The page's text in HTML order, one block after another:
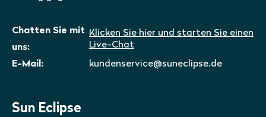
Chatten Sie mit
uns:
Klicken Sie hier und starten Sie einen
Live-Chat
E-Mail:
kundenservice@suneclipse.de
Sun Eclipse